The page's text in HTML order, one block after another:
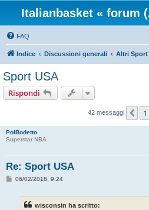
Italianbasket « forum
FAQ
Indice Discussioni generali Altri Sport
Sport USA
Rispondi
42 messaggi 1
PolBodetto
Superstar NBA
Re: Sport USA
M06/02/2018, 9:24
wisconsin ha scritto: